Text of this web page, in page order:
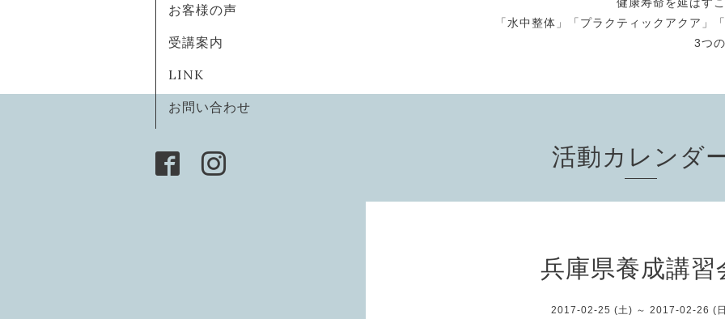
「水中整体」「プラクティックアクア」
3つ
お客様の声
受講案内
LINK
お問い合わせ
活動カレンダ
兵庫県養成講習
2017-02-25 (土) ～ 2017-02-26 (